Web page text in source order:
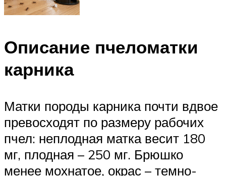
Описание пчеломатки
карника
Матки породы карника почти вдвое
превосходят по размеру рабочих
пчел: неплодная матка весит 180
мг, плодная – 250 мг. Брюшко
менее мохнатое, окрас – темно-